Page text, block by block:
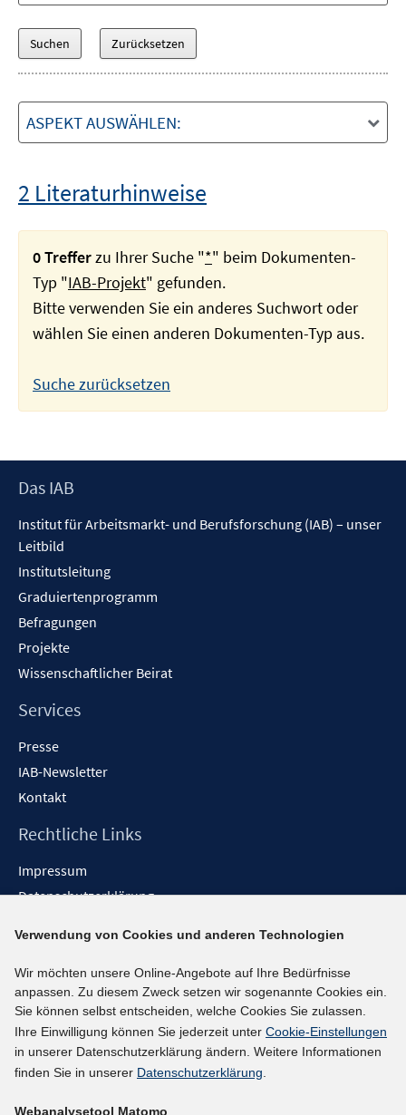
ASPEKT AUSWÄHLEN:
2 Literaturhinweise
0 Trefferzu Ihrer Suche "*" beim Dokumenten-
Typ "IAB-Projekt" gefunden.
Bitte verwenden Sie ein anderes Suchwort oder
wählen Sie einen anderen Dokumenten-Typ aus.
Suche zurücksetzen
Footer
Das IAB
Institut für Arbeitsmarkt- und Berufsforschung (IAB) – unser
Leitbild
Institutsleitung
Graduiertenprogramm
Befragungen
Projekte
Wissenschaftlicher Beirat
Services
Presse
IAB-Newsletter
Kontakt
Rechtliche Links
Impressum
Datenschutzerklärung
Barrieren melden
Social-Media-Kanäle
BlueSky
YouTube
LinkedIn
Verwendung von Cookies und anderen Technologien
Wir möchten unsere Online-Angebote auf Ihre Bedürfnisse
anpassen. Zu diesem Zweck setzen wir sogenannte Cookies ein.
Sie können selbst entscheiden, welche Cookies Sie zulassen.
Ihre Einwilligung können Sie jederzeit unter Cookie-Einstellungen
in unserer Datenschutzerklärung ändern. Weitere Informationen
finden Sie in unserer Datenschutzerklärung.
Webanalysetool Matomo